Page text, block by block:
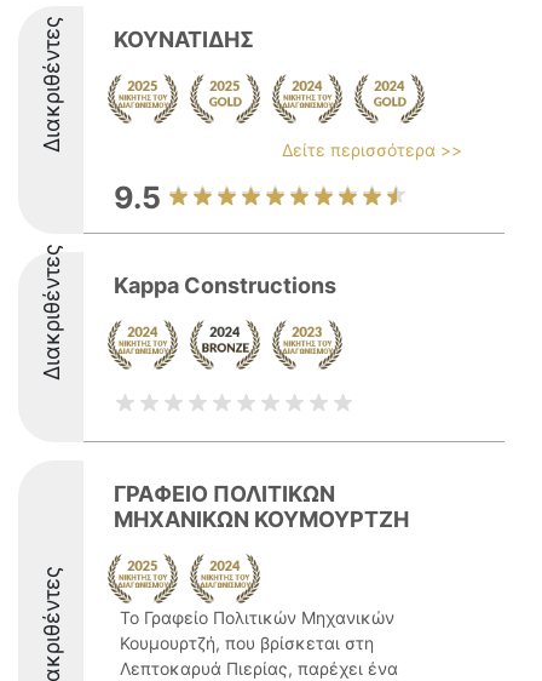
Διακριθέντες ΚΟΥΝΑΤΙΔΗΣ
Δείτε περισσότερα >>
9.5
Διακριθέντες Kappa Constructions
Διακριθέντες
ΓΡΑΦΕΙΟ ΠΟΛΙΤΙΚΩΝ
ΜΗΧΑΝΙΚΩΝ ΚΟΥΜΟΥΡΤΖΗ
Το Γραφείο Πολιτικών Μηχανικών
Κουμουρτζή, που βρίσκεται στη
Λεπτοκαρυά Πιερίας, παρέχει ένα